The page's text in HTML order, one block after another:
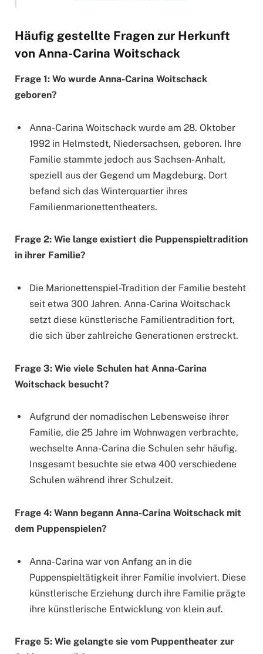
Häufig gestellte Fragen zur Herkunft
von Anna-Carina Woitschack
Frage 1: Wo wurde Anna-Carina Woitschack
geboren?
Anna-Carina Woitschack wurde am 28. Oktober
1992 in Helmstedt, Niedersachsen, geboren. Ihre
Familie stammte jedoch aus Sachsen-Anhalt,
speziell aus der Gegend um Magdeburg. Dort
befand sich das Winterquartier ihres
Familienmarionettentheaters.
Frage 2: Wie lange existiert die Puppenspieltradition
in ihrer Familie?
Die Marionettenspiel-Tradition der Familie besteht
seit etwa 300 Jahren. Anna-Carina Woitschack
setzt diese künstlerische Familientradition fort,
die sich über zahlreiche Generationen erstreckt.
Frage 3: Wie viele Schulen hat Anna-Carina
Woitschack besucht?
Aufgrund der nomadischen Lebensweise ihrer
Familie, die 25 Jahre im Wohnwagen verbrachte,
wechselte Anna-Carina die Schulen sehr häufig.
Insgesamt besuchte sie etwa 400 verschiedene
Schulen während ihrer Schulzeit.
Frage 4: Wann begann Anna-Carina Woitschack mit
dem Puppenspielen?
Anna-Carina war von Anfang an in die
Puppenspieltätigkeit ihrer Familie involviert. Diese
künstlerische Erziehung durch ihre Familie prägte
ihre künstlerische Entwicklung von klein auf.
Frage 5: Wie gelangte sie vom Puppentheater zur